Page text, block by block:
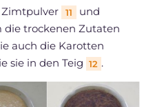
Zimtpulver 11
und
die trockenen Zutaten
auch die Karotten
sie in den Teig 12 .